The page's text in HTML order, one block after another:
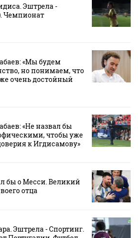
Эштрела -
Чемпионат
«Мы будем
но понимаем, что
очень достойный
«Не назвал бы
чтобы уже
к Игдисамову»
бы о Месси. Великий
отца
Эштрела - Спортинг.